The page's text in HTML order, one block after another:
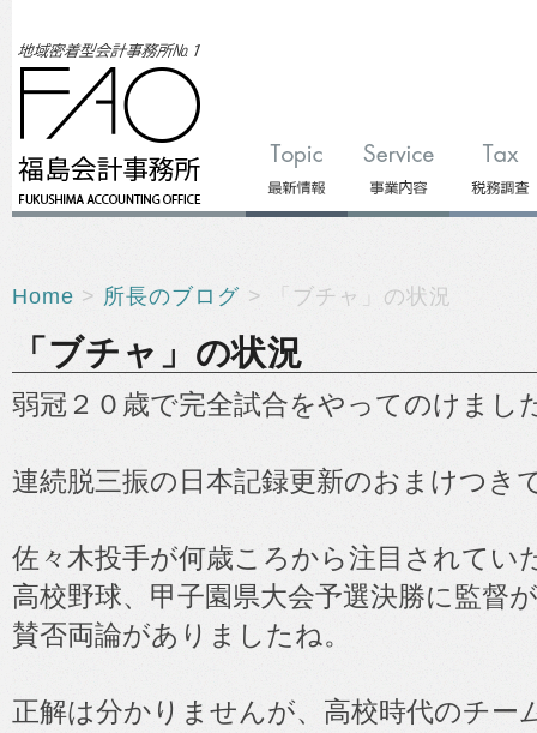
Home > 所長のブログ > 「ブチャ」の状況
「ブチャ」の状況
弱冠２０歳で完全試合をやってのけまし
連続脱三振の日本記録更新のおまけつき
佐々木投手が何歳ころから注目されてい
高校野球、甲子園県大会予選決勝に監督
賛否両論がありましたね。
正解は分かりませんが、高校時代のチー